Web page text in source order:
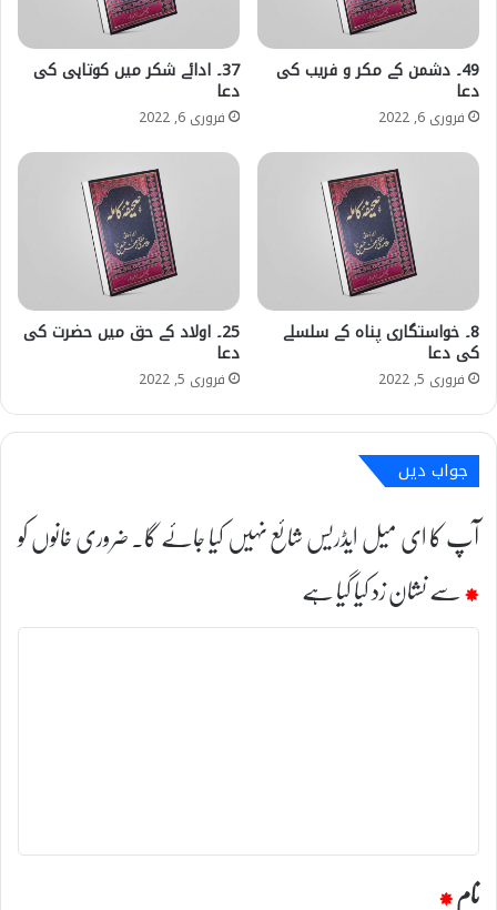
49۔ دشمن کے مکر و فریب کی
دعا
فروری 6, 2022
37۔ ادائے شکر میں کوتاہی کی
دعا
فروری 6, 2022
8۔ خواستگاری پناہ کے سلسلے
کی دعا
فروری 5, 2022
25۔ اولاد کے حق میں حضرت کی
دعا
فروری 5, 2022
جواب دیں
آپ کا ای میل ایڈریس شائع نہیں کیا جائے گا۔ضروری خانوں کو
*سے نشان زد کیا گیا ہے
ت
نام*